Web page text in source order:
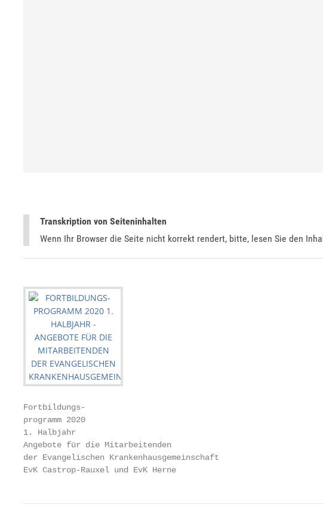
Transkription von Seiteninhalten
Wenn Ihr Browser die Seite nicht korrekt rendert, bitte, lesen Sie den
Fortbildungs-
programm 2020
1. Halbjahr
Angebote für die Mitarbeitenden
der Evangelischen Krankenhausgemeinschaft
EvK Castrop-Rauxel und EvK Herne